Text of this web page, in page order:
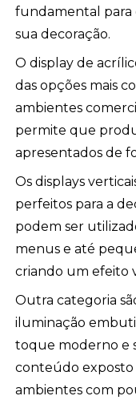
fundamental para
sua decoração.
O display de
das opções mais
ambientes
permite que
apresentados de
Os displays
perfeitos para a
podem ser
menus e até
criando um efeito
Outra categoria
iluminação
toque moderno e
conteúdo
ambientes com